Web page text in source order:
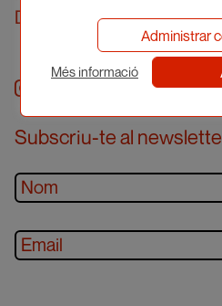
Demanar cita prèvia
youtube
Subscriu-te al
Administrar
Més informació